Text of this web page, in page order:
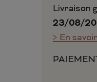
Livraison
23/08/
> En